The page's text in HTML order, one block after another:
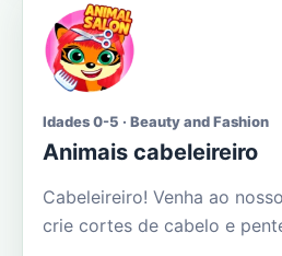
Idades 0-5 · Beauty and Fashion
Animais cabeleireiro
Cabeleireiro! Venha ao
crie cortes de cabelo e